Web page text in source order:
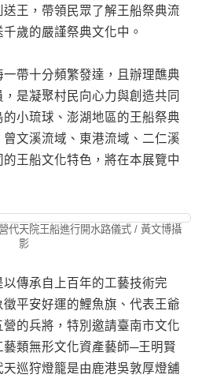
王，帶領民眾了解王船祭典流
歲的嚴謹祭典文化中。
帶十分頻繁發達，且辦理醮典
是凝聚村民向心力與創造共同
小琉球、澎湖地區的王船祭典
文溪流域、東港流域、二仁溪
王船文化特色，將在本展覽中
代天院王船進行開水路儀式 / 黃文博攝
影
傳承自上百年的工藝技術完
平安好運的鯉魚旗、代表王爺
的兵將，特別邀請臺南市文化
類無形文化資產藝師─王明賢
巡狩燈籠是由鹿港吳敦厚燈舖